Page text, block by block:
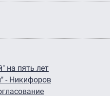
на пять лет
- Никифоров